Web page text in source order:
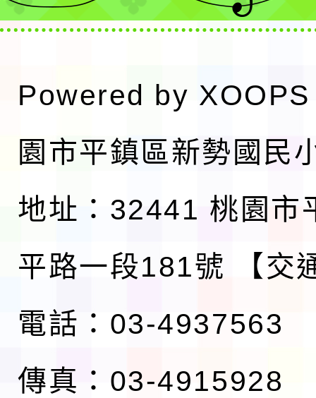
Powered by XOOPS
園市平鎮區新勢國民
地址：32441 桃園市
平路一段181號
【交
電話：03-4937563
傳真：03-4915928